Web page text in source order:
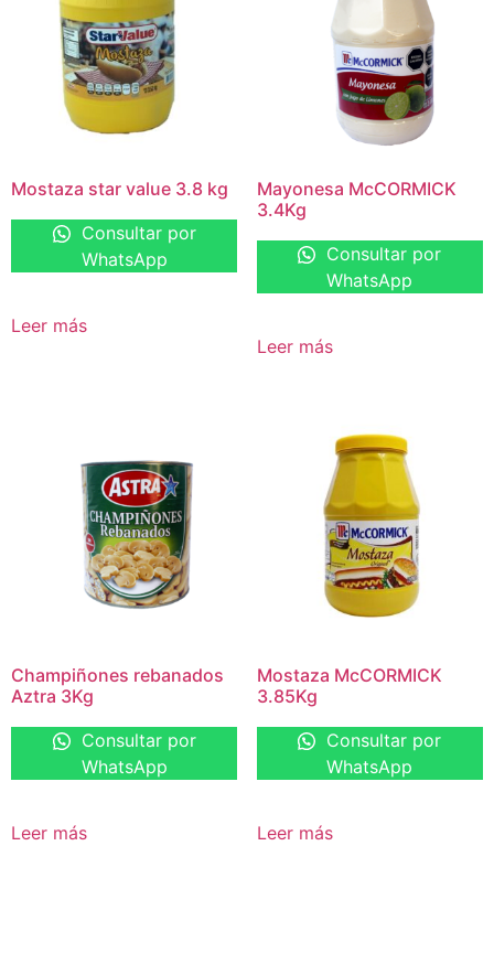
Mostaza star value 3.8 kg
Consultar por
WhatsApp
Leer más
Mayonesa McCORMICK
3.4Kg
Consultar por
WhatsApp
Leer más
Champiñones rebanados
Aztra 3Kg
Consultar por
WhatsApp
Leer más
Mostaza McCORMICK
3.85Kg
Consultar por
WhatsApp
Leer más